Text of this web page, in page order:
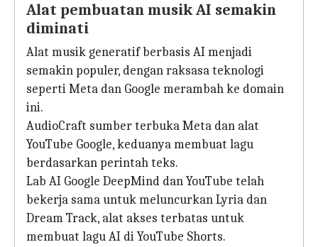
Alat pembuatan musik AI semakin
diminati
Alat musik generatif berbasis AI menjadi
semakin populer, dengan raksasa teknologi
seperti Meta dan Google merambah ke domain
ini.
AudioCraft sumber terbuka Meta dan alat
YouTube Google, keduanya membuat lagu
berdasarkan perintah teks.
Lab AI Google DeepMind dan YouTube telah
bekerja sama untuk meluncurkan Lyria dan
Dream Track, alat akses terbatas untuk
membuat lagu AI di YouTube Shorts.